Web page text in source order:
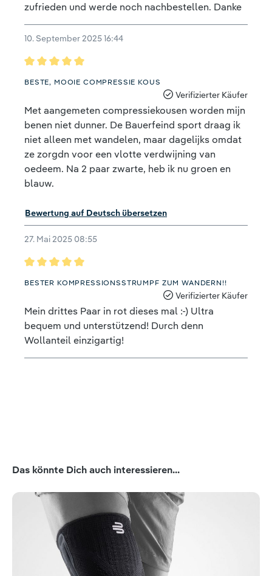
zufrieden und werde noch nachbestellen. Danke
10. September 2025 16:44
Bewertung mit 5 von 5 Sternen
BESTE, MOOIE COMPRESSIE KOUS
Verifizierter Käufer
Met aangemeten compressiekousen worden mijn
benen niet dunner. De Bauerfeind sport draag ik
niet alleen met wandelen, maar dagelijks omdat
ze zorgdn voor een vlotte verdwijning van
oedeem. Na 2 paar zwarte, heb ik nu groen en
blauw.
Bewertung auf Deutsch übersetzen
27. Mai 2025 08:55
Bewertung mit 5 von 5 Sternen
BESTER KOMPRESSIONSSTRUMPF ZUM WANDERN!!
Verifizierter Käufer
Mein drittes Paar in rot dieses mal :-) Ultra
bequem und unterstützend! Durch denn
Wollanteil einzigartig!
Produktgalerie überspringen
Das könnte Dich auch interessieren...